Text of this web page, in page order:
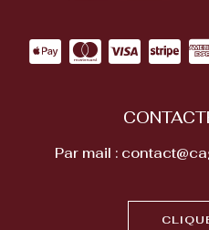
Par mail :